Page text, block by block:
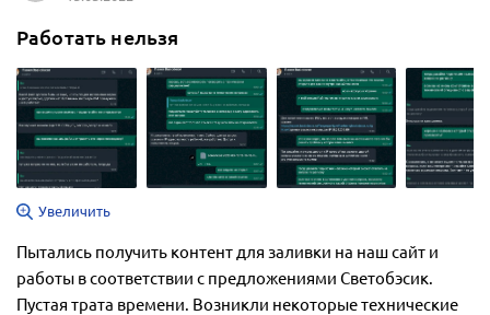
Работать нельзя
Увеличить
Пытались получить контент для заливки на наш сайт и
работы в соответствии с предложениями Светобэсик.
Пустая трата времени. Возникли некоторые технические